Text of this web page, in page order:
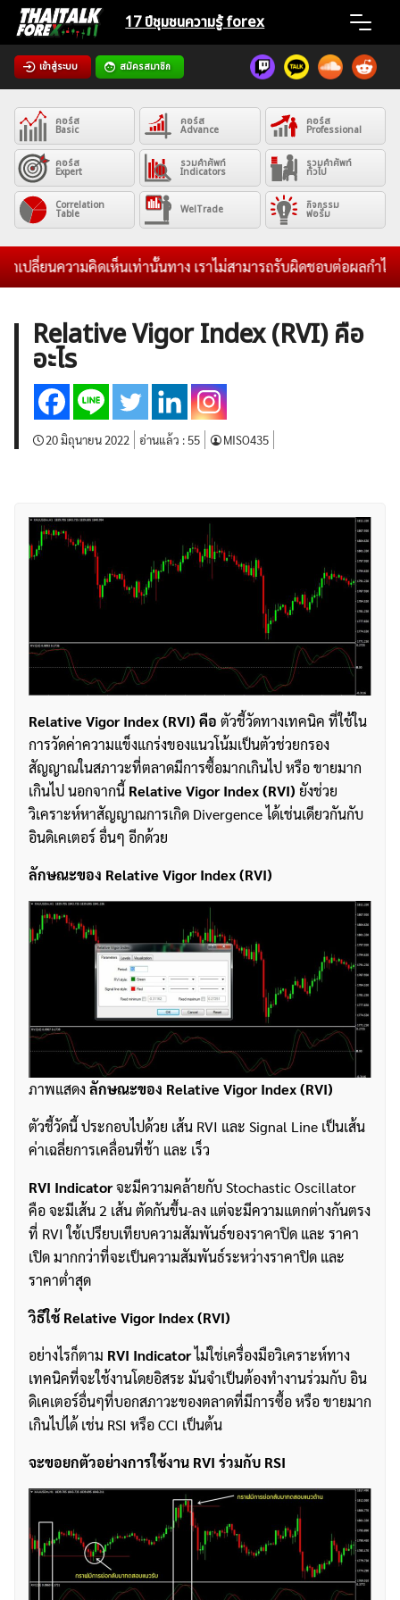
Skip
content
17 ปีชุมชนความรู้ forex
เข้าสู่ระบบ สมัครสมาชิก
Home
News
Articles
VPS Register
ค้นหา
สำหรับ:
คอร์ส
Basic
คอร์ส
Advance
คอร์ส
Professional
คอร์ส
Expert
รวมคำศัพท์
Indicators
รวมคำศัพท์
ทั่วไป
Correlation
Table WelTrade กิจกรรม
ฟอรั่ม
ลี่ยนความคิดเห็นเท่านั้นทาง เราไม่สามารถรับผิดชอบต่อผลกำไรขา
Relative Vigor Index (RVI) คือ
อะไร
20 มิถุนายน 2022 อ่านแล้ว :55 MISO435
Relative Vigor Index (RVI) คือ ตัวชี้วัดทางเทคนิค ที่ใช้ใน
การวัดค่าความแข็งแกร่งของแนวโน้มเป็นตัวช่วยกรอง
สัญญาณในสภาวะที่ตลาดมีการซื้อมากเกินไป หรือ ขายมาก
เกินไป นอกจากนี้ Relative Vigor Index (RVI) ยังช่วย
วิเคราะห์หาสัญญาณการเกิด Divergence ได้เช่นเดียวกันกับ
อินดิเคเตอร์ อื่นๆ อีกด้วย
ลักษณะของ Relative Vigor Index (RVI)
ภาพแสดง ลักษณะของ Relative Vigor Index (RVI)
ตัวชี้วัดนี้ ประกอบไปด้วย เส้น RVI และ Signal Line เป็นเส้น
ค่าเฉลี่ยการเคลื่อนที่ช้า และ เร็ว
RVI Indicatorจะมีความคล้ายกับ Stochastic Oscillator
คือ จะมีเส้น 2 เส้น ตัดกันขึ้น-ลง แต่จะมีความแตกต่างกันตรง
ที่ RVI ใช้เปรียบเทียบความสัมพันธ์ของราคาปิด และ ราคา
เปิด มากกว่าที่จะเป็นความสัมพันธ์ระหว่างราคาปิด และ
ราคาต่ำสุด
วิธีใช้ Relative Vigor Index (RVI)
อย่างไรก็ตาม RVI Indicatorไม่ใช่เครื่องมือวิเคราะห์ทาง
เทคนิคที่จะใช้งานโดยอิสระ มันจำเป็นต้องทำงานร่วมกับ อิน
ดิเคเตอร์อื่นๆที่บอกสภาวะของตลาดที่มีการซื้อ หรือ ขายมาก
เกินไปได้ เช่น RSI หรือ CCI เป็นต้น
จะขอยกตัวอย่างการใช้งาน RVI ร่วมกับ RSI